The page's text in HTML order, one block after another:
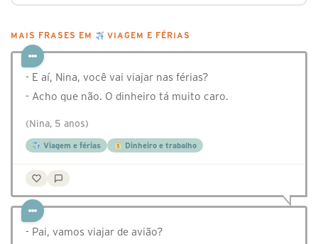
MAIS FRASES EM VIAGEM E FÉRIAS
- E aí, Nina, você vai viajar nas férias?
- Acho que não. O dinheiro tá muito caro.
(Nina, 5 anos)
Viagem e férias Dinheiro e trabalho
- ⁠Pai, vamos viajar de avião?